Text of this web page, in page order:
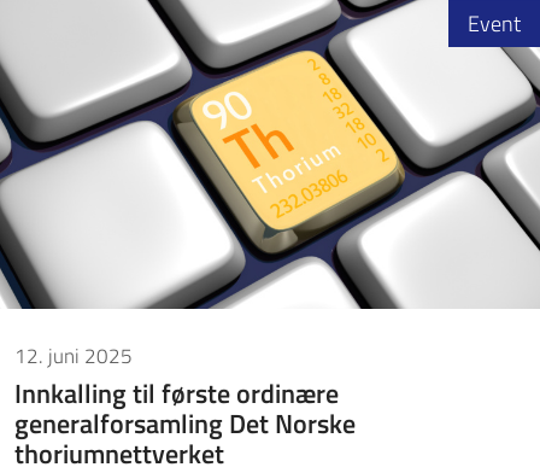
12. juni 2025
Innkalling til første ordinære
generalforsamling Det Norske
thoriumnettverket
Event